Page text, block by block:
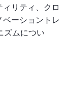
リティ、クロ
ーショントレ
ズムについ